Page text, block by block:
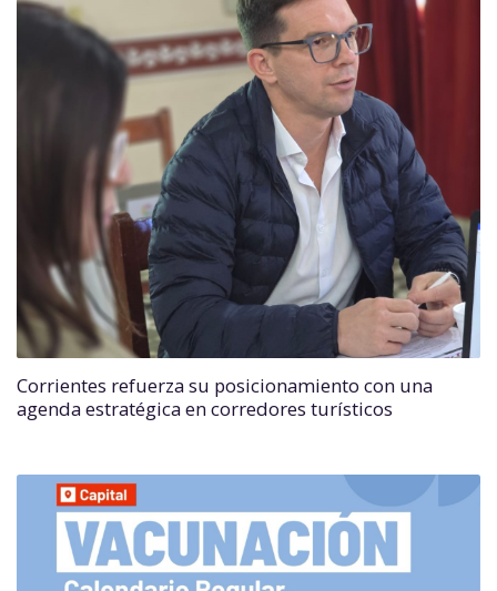
Corrientes refuerza su posicionamiento con una
agenda estratégica en corredores turísticos